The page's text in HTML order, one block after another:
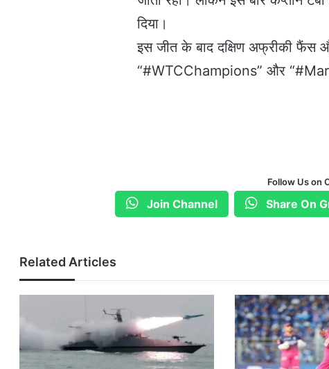
दिया।
इस जीत के बाद दक्षिण अफ्रीकी फैंस
“#WTCChampions” और
Follow Us on
Join Channel Share On
Related Articles